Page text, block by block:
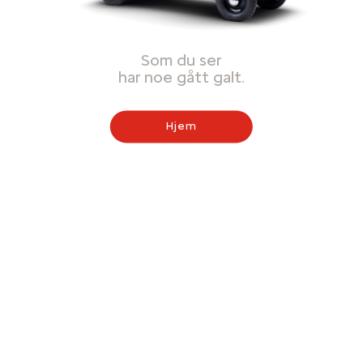
Som du ser
har noe gått galt.
Hjem